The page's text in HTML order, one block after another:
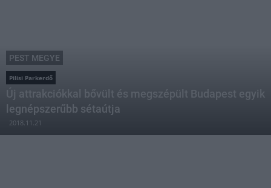
PEST MEGYE
Pilisi Parkerdő
Új attrakciókkal bővült és megszépült Budapest egyik
legnépszerűbb sétaútja
2018.11.21